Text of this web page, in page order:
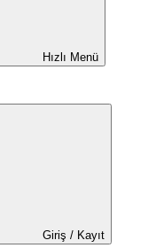
Hızlı Menü
Giriş / Kayıt